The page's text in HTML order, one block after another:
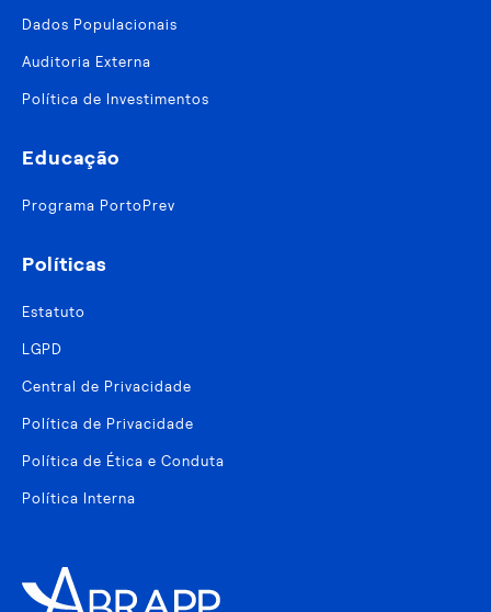
Dados Populacionais
Auditoria Externa
Política de Investimentos
Educação
Programa PortoPrev
Políticas
Estatuto
LGPD
Central de Privacidade
Política de Privacidade
Política de Ética e Conduta
Política Interna